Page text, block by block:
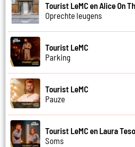
Tourist LeMC en Alice On
Oprechte leugens
Tourist LeMC
Parking
Tourist LeMC
Pauze
Tourist LeMC en Laura
Soms